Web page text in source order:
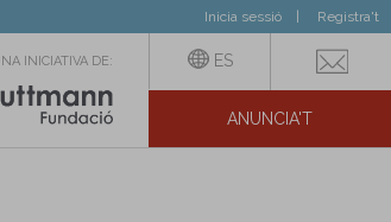
Inicia sessió Registra't
INICIATIVA DE: ES
ANUNCIA'T